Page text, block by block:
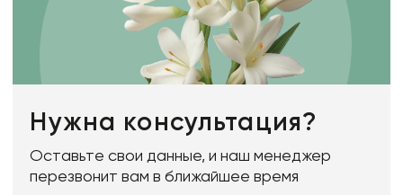
Нужна консультация?
Оставьте свои данные, и наш менеджер
перезвонит вам в ближайшее время